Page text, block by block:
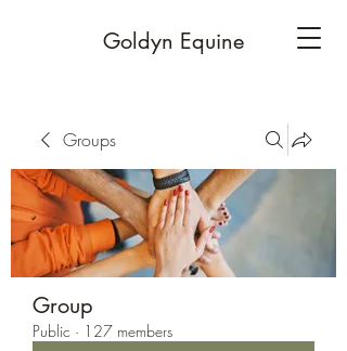
Goldyn Equine
Groups
Group
Public · 127 members